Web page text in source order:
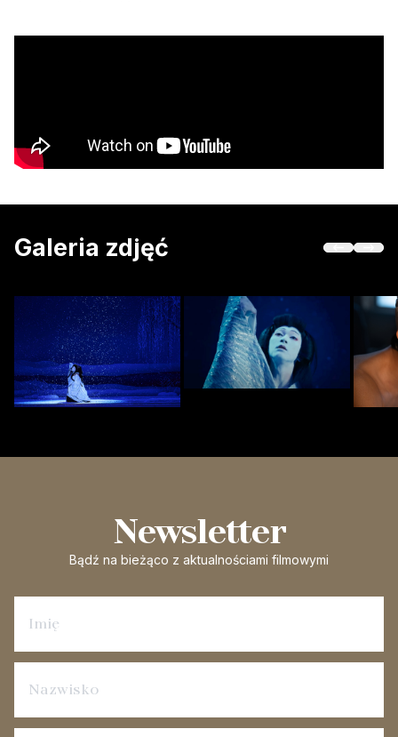
Galeria zdjęć
Newsletter
Bądź na bieżąco z aktualnościami filmowymi